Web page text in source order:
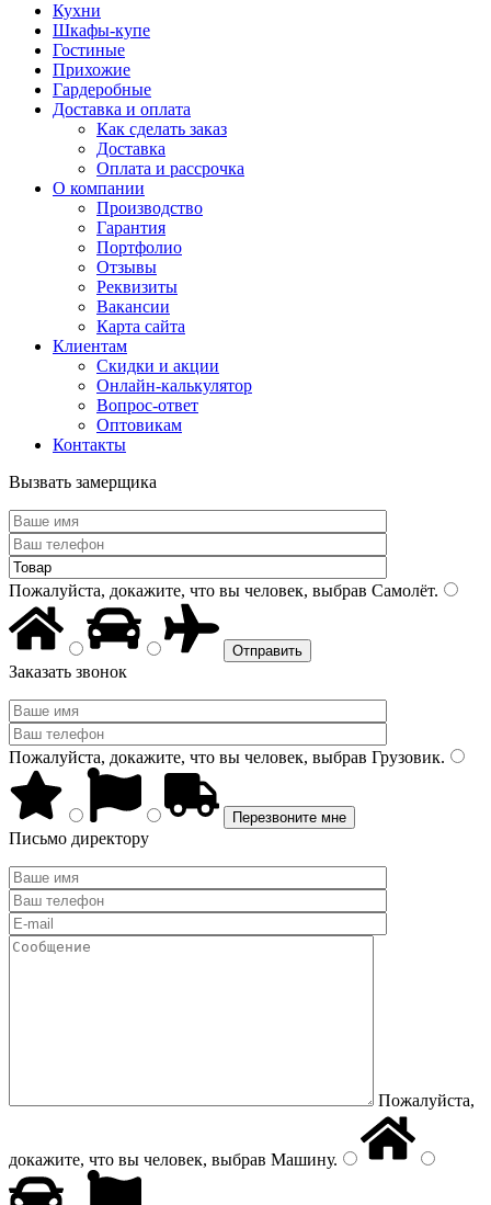
Кухни
Шкафы-купе
Гостиные
Прихожие
Гардеробные
Доставка и оплата
Как сделать заказ
Доставка
Оплата и рассрочка
О компании
Производство
Гарантия
Портфолио
Отзывы
Реквизиты
Вакансии
Карта сайта
Клиентам
Скидки и акции
Онлайн-калькулятор
Вопрос-ответ
Оптовикам
Контакты
Вызвать замерщика
Пожалуйста, докажите, что вы человек, выбрав Самолёт.
Заказать звонок
Пожалуйста, докажите, что вы человек, выбрав Грузовик.
Письмо директору
Пожалуйста,
докажите, что вы человек, выбрав Машину.